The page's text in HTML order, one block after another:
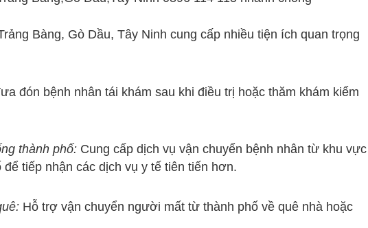
Bàng, Gò Dầu, Tây Ninh cung cấp nhiều tiện ích quan trọng
đón bệnh nhân tái khám sau khi điều trị hoặc thăm khám kiểm
thành phố: Cung cấp dịch vụ vận chuyển bệnh nhân từ khu vực
tiếp nhận các dịch vụ y tế tiên tiến hơn.
Hỗ trợ vận chuyển người mất từ thành phố về quê nhà hoặc